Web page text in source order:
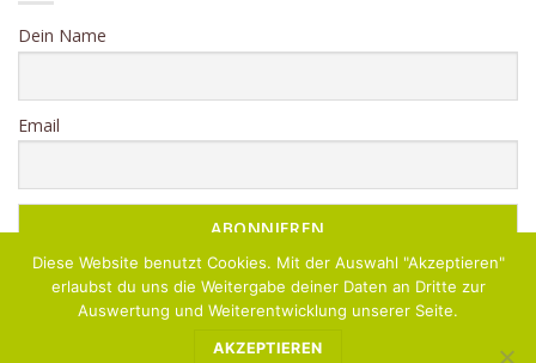
Dein Name
Email
Diese Website benutzt Cookies. Mit der Auswahl "Akzeptieren"
erlaubst du uns die Weitergabe deiner Daten an Dritte zur
Auswertung und Weiterentwicklung unserer Seite.
AKZEPTIEREN